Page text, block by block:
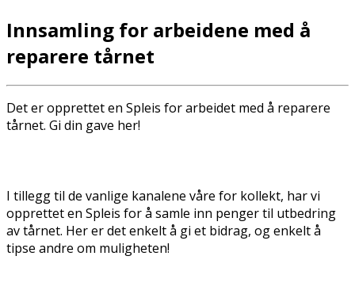
Innsamling for arbeidene med å
reparere tårnet
Det er opprettet en Spleis for arbeidet med å reparere
tårnet. Gi din gave her!
I tillegg til de vanlige kanalene våre for kollekt, har vi
opprettet en Spleis for å samle inn penger til utbedring
av tårnet. Her er det enkelt å gi et bidrag, og enkelt å
tipse andre om muligheten!